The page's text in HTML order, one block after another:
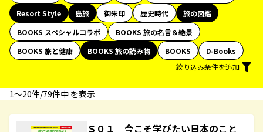
Resort Style
島旅 御朱印 歴史時代
旅の図鑑
BOOKS スペシャルコラボ
BOOKS 旅の名言＆絶景
BOOKS 旅と健康
BOOKS 旅の読み物 BOOKS
D-Books
絞り込み条件を追加
1〜20件/79件中 を表示
Ｓ０１ 今こそ学びたい日本のこと